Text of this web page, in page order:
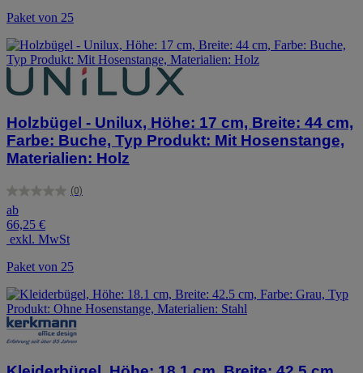
Paket von 25
Holzbügel - Unilux, Höhe: 17 cm, Breite: 44 cm,
Farbe: Buche, Typ Produkt: Mit Hosenstange,
Materialien: Holz
(0)
0.0
von
5
Sternen.
ab
66,25 €
exkl. MwSt
Paket von 25